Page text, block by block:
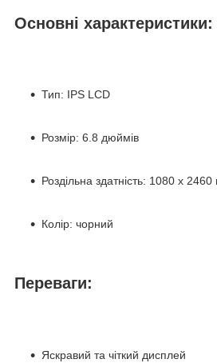
Основні характеристики:
Тип: IPS LCD
Розмір: 6.8 дюймів
Роздільна здатність: 1080 x 2460
Колір: чорний
Переваги:
Яскравий та чіткий дисплей